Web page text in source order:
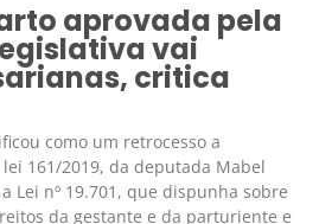
aprovada pela
vai
critica
como um retrocesso a
161/2019, da deputada Mabel
Lei nº 19.701, que dispunha sobre
da gestante e da parturiente e